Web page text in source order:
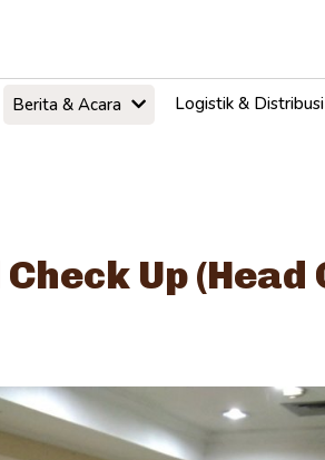
Berita & Acara Logistik & Distribusi
Up (Head